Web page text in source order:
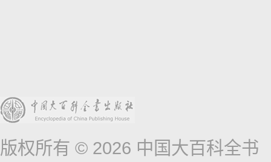
版权所有 © 2026 中国大百科全书